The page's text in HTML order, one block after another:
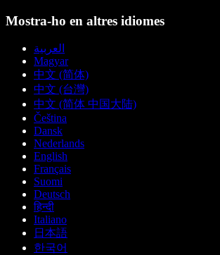
Mostra-ho en altres idiomes
العربية
Magyar
中文 (简体)
中文 (台灣)
中文 (简体 中国大陆)
Čeština
Dansk
Nederlands
English
Français
Suomi
Deutsch
हिन्दी
Italiano
日本語
한국어